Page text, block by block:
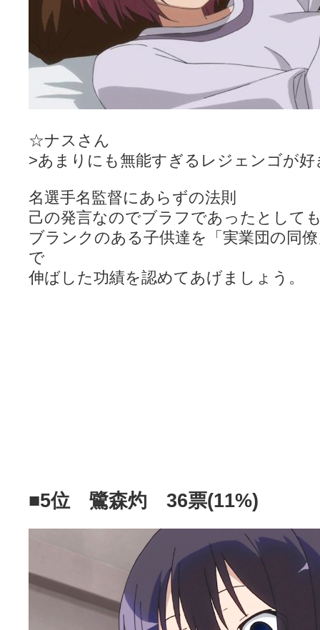
☆ナスさん
>あまりにも無能すぎるレジェンゴが好
名選手名監督にあらずの法則
己の発言なのでブラフであったとして
ブランクのある子供達を「実業団の同
で
伸ばした功績を認めてあげましょう。
■5位 鷺森灼 36票(11%)